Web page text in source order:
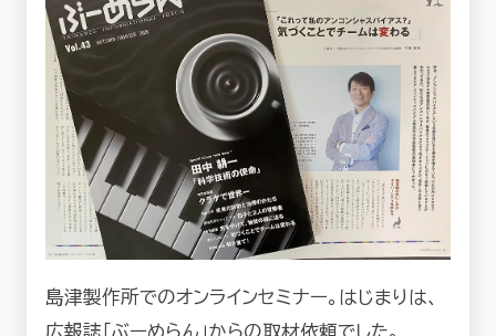
島津製作所でのオンラインセミナー。はじまりは、
広報誌「ぶーめらん」からの取材依頼でした。